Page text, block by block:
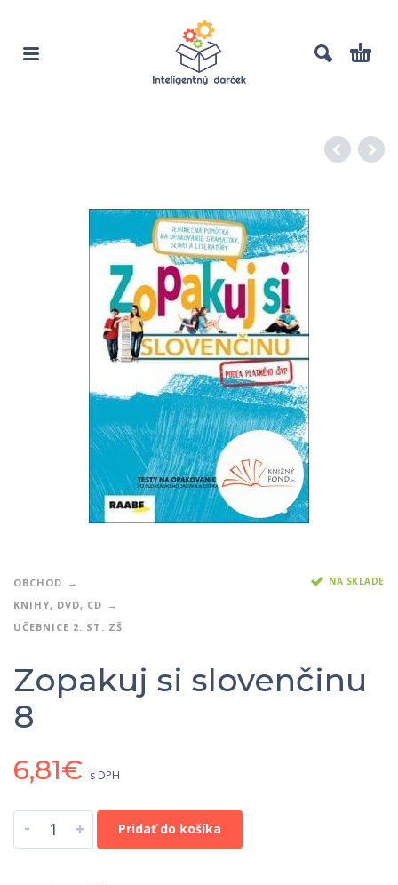
OBCHOD
KNIHY, DVD, CD
UČEBNICE 2. ST. ZŠ
NA SKLADE
Zopakuj si slovenčinu
8
6,81€ s DPH
- + Pridať do košíka